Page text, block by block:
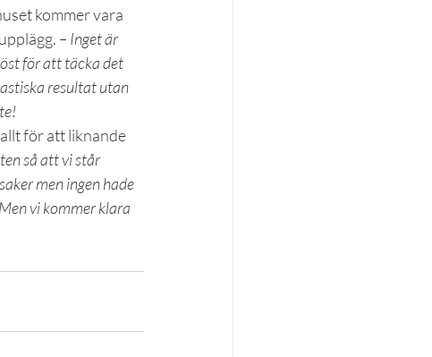
kommer vara
– Inget är
för att täcka det
resultat utan
för att liknande
så att vi står
men ingen hade
vi kommer klara